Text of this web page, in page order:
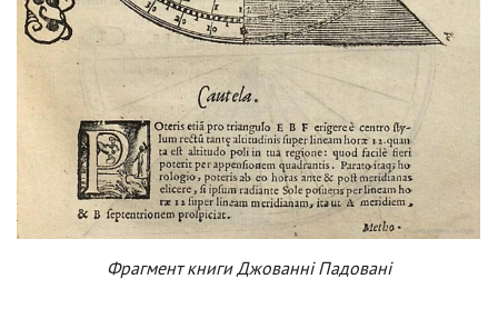
Фрагмент книги Джованні Падовані